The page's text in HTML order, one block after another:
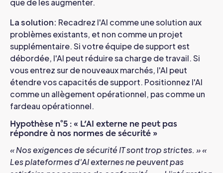
que de les augmenter.
La solution: Recadrez l'AI comme une solution aux
problèmes existants, et non comme un projet
supplémentaire. Si votre équipe de support est
débordée, l'AI peut réduire sa charge de travail. Si
vous entrez sur de nouveaux marchés, l'AI peut
étendre vos capacités de support. Positionnez l'AI
comme un allègement opérationnel, pas comme un
fardeau opérationnel.
Hypothèse n°5 : « L'AI externe ne peut pas
répondre à nos normes de sécurité »
« Nos exigences de sécurité IT sont trop strictes. »«
Les plateformes d'AI externes ne peuvent pas